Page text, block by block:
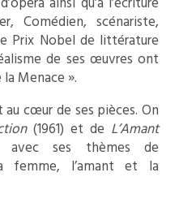
Comédien, scénariste,
Prix Nobel de littérature
de ses œuvres ont
Menace ».
cœur de ses pièces. On
(1961) et de L’Amant
ses thèmes de
femme, l’amant et la